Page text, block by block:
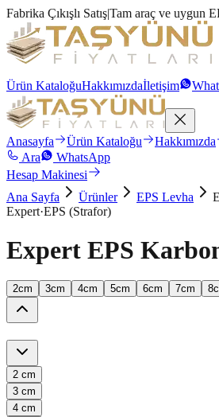
Fabrika Çıkışlı Satış|Tam araç ve uygun
Ürün KataloğuHakkımızdaİletişim
Anasayfa Ürün Kataloğu Hakkımızda
Ara
WhatsApp
Hesap Makinesi
Ana Sayfa
Ürünler EPS Levha
Expert·EPS (Strafor)
Expert EPS
Kalınlık
2cm 3cm 4cm 5cm 6cm 7cm 8
2 cm
3 cm
4 cm